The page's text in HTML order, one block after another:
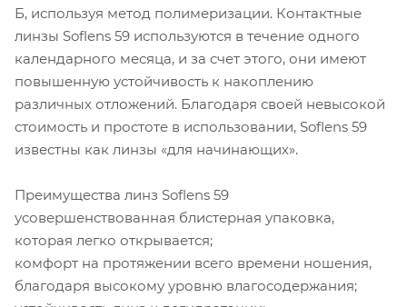
Б, используя метод полимеризации. Контактные
линзы Soflens 59 используются в течение одного
календарного месяца, и за счет этого, они имеют
повышенную устойчивость к накоплению
различных отложений. Благодаря своей невысокой
стоимость и простоте в использовании, Soflens 59
известны как линзы «для начинающих».
Преимущества линз Soflens 59
усовершенствованная блистерная упаковка,
которая легко открывается;
комфорт на протяжении всего времени ношения,
благодаря высокому уровню влагосодержания;